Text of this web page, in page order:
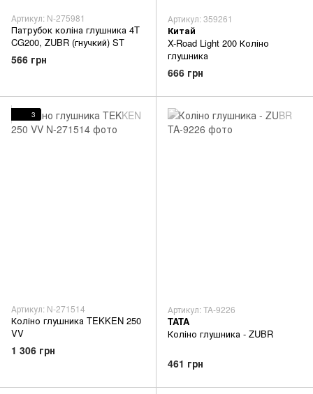
Артикул: N-275981
Патрубок коліна глушника 4T
CG200, ZUBR (гнучкий) ST
566 грн
Артикул: 359261
Китай
X-Road Light 200 Коліно
глушника
666 грн
3
Артикул: N-271514
Коліно глушника TEKKEN 250
VV
1 306 грн
Артикул: TA-9226
TATA
Коліно глушника - ZUBR
461 грн